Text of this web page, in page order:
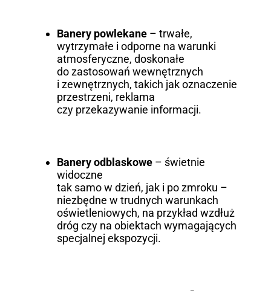
Banery powlekane– trwałe,
wytrzymałe i odporne na warunki
atmosferyczne, doskonałe
do zastosowań wewnętrznych
i zewnętrznych, takich jak oznaczenie
przestrzeni, reklama
czy przekazywanie informacji.
Banery odblaskowe– świetnie
widoczne
tak samo w dzień, jak i po zmroku –
niezbędne w trudnych warunkach
oświetleniowych, na przykład wzdłuż
dróg czy na obiektach wymagających
specjalnej ekspozycji.